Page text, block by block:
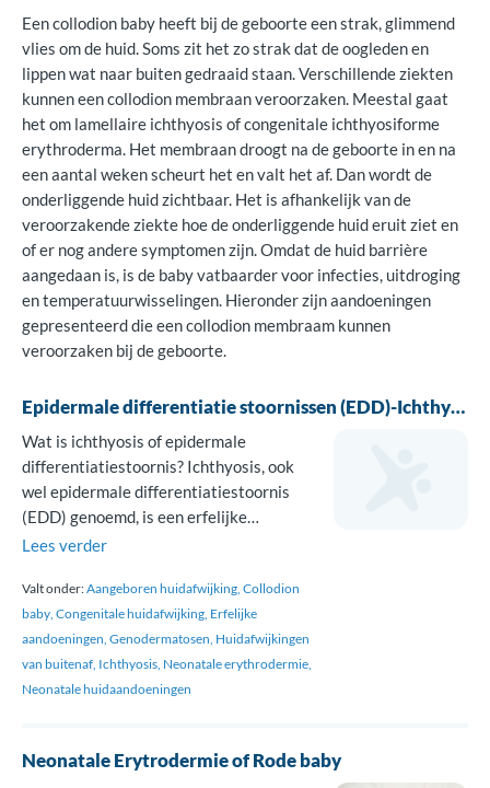
Over Huidhuis
Contact
Doneren
Een collodion baby heeft bij de geboorte een strak, glimmend
vlies om de huid. Soms zit het zo strak dat de oogleden en
lippen wat naar buiten gedraaid staan. Verschillende ziekten
kunnen een collodion membraan veroorzaken. Meestal gaat
het om lamellaire ichthyosis of congenitale ichthyosiforme
erythroderma. Het membraan droogt na de geboorte in en na
een aantal weken scheurt het en valt het af. Dan wordt de
onderliggende huid zichtbaar. Het is afhankelijk van de
veroorzakende ziekte hoe de onderliggende huid eruit ziet en
of er nog andere symptomen zijn. Omdat de huid barrière
aangedaan is, is de baby vatbaarder voor infecties, uitdroging
en temperatuurwisselingen. Hieronder zijn aandoeningen
gepresenteerd die een collodion membraam kunnen
veroorzaken bij de geboorte.
Epidermale differentiatie stoornissen (EDD)-Ichthyosis
Wat is ichthyosis of epidermale
differentiatiestoornis? Ichthyosis, ook
wel epidermale differentiatiestoornis
(EDD) genoemd, is een erfelijke
huidaandoening. Bij deze ziekte wordt
opgebouwd. Daardoor wordt de huid
droog en ontstaan er schilfers. Soms is
de huid ook rood, dik of jeukt deze. De
naam ichthyosis komt van een […]
Lees verder
Valt onder:Aangeboren huidafwijking Collodion
baby Congenitale huidafwijking Erfelijke
aandoeningen Genodermatosen Huidafwijkingen
van buitenaf Ichthyosis Neonatale erythrodermie
Neonatale huidaandoeningen
Neonatale Erytrodermie of Rode baby